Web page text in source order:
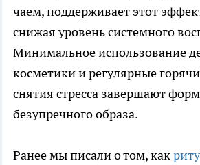
чаем, поддерживает этот
снижая уровень системного
Минимальное использование
косметики и регулярные
снятия стресса завершают
безупречного образа.
Ранее мы писали о том, как